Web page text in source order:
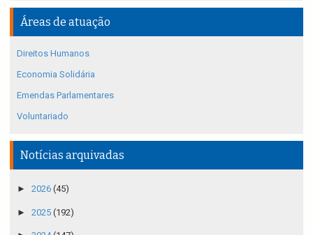
Áreas de atuação
Direitos Humanos
Economia Solidária
Emendas Parlamentares
Voluntariado
Notícias arquivadas
► 2026 (45)
► 2025 (192)